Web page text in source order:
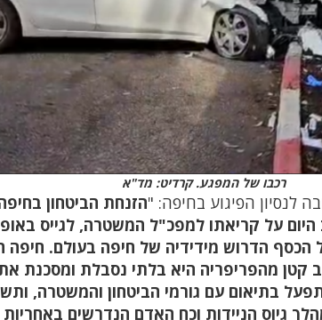
רכבו של המפגע. קרדיט: מד"א
לנסיון הפיגוע בחיפה: "הזנחת הביטחון
על קריאתו למפכ"ל המשטרה, לגייס באופן
הכסף הדרוש מידידיה של חיפה בעולם. חיפה
קטן מהפריפריה היא בלתי נסבלת ומסכנת
בתיאום עם גורמי הביטחון והמשטרה,
גיוס הניידות וכח האדם הנדרשים באחריות